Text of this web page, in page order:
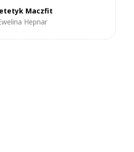
zamówieniu na min. 30 dni
-29%)Maczfit
Hepnar